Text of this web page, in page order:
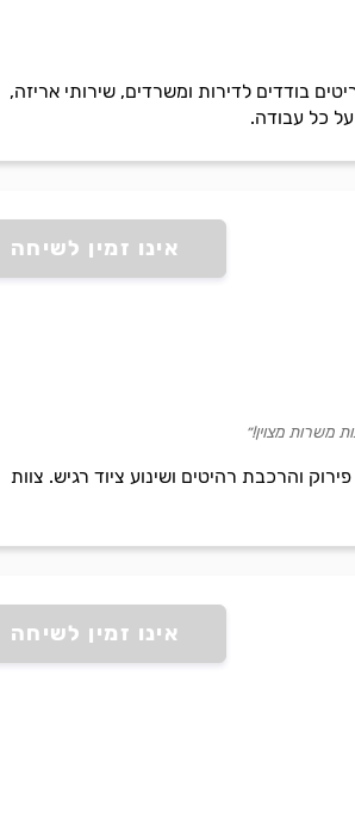
בודדים לדירות ומשרדים, שירותי אריזה,
על כל עבודה.
אינו זמין לשיחה
והרכבת רהיטים ושינוע ציוד רגיש. צוות
משרות מצוין!״
אינו זמין לשיחה